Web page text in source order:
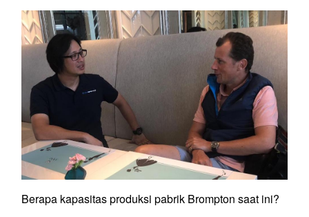
Berapa kapasitas produksi pabrik Brompton saat ini?